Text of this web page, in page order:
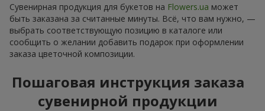
Сувенирная продукция для букетов на Flowers.ua может
быть заказана за считанные минуты. Всё, что вам нужно, —
выбрать соответствующую позицию в каталоге или
сообщить о желании добавить подарок при оформлении
заказа цветочной композиции.
Пошаговая инструкция заказа
сувенирной продукции